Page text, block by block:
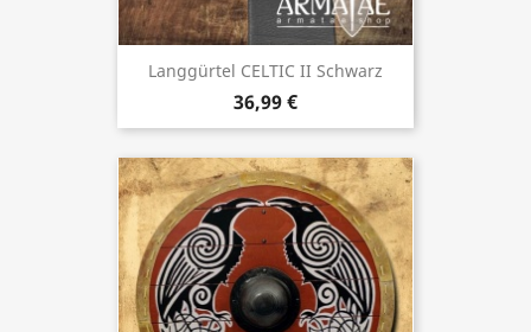
Langgürtel CELTIC II Schwarz
36,99 €